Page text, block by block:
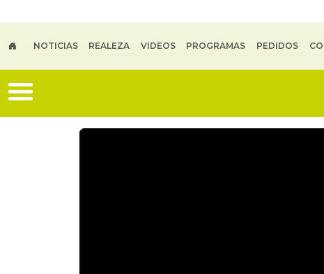
NOTICIAS REALEZA VIDEOS PROGRAMAS PEDIDOS